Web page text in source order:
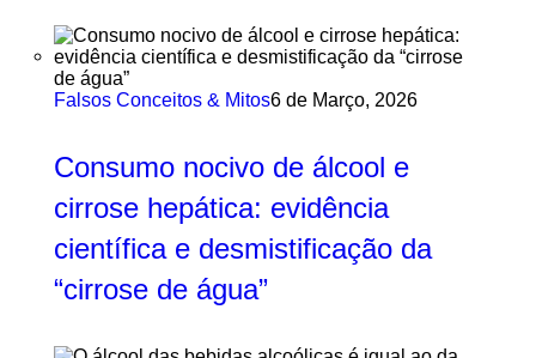
Falsos Conceitos & Mitos6 de Março, 2026
Consumo nocivo de álcool e
cirrose hepática: evidência
científica e desmistificação da
“cirrose de água”